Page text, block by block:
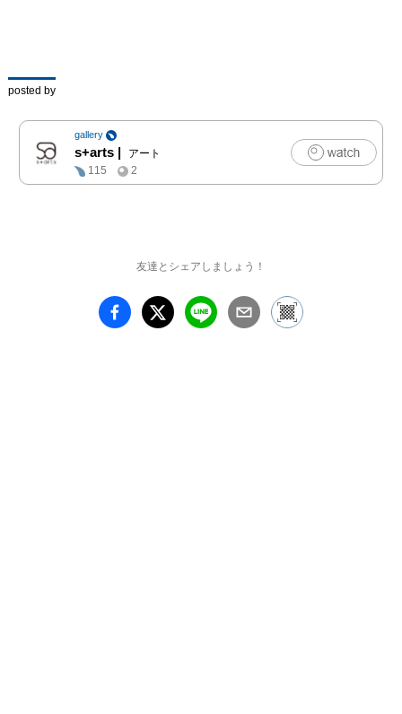
作品に登場する人や動物
は、真剣な表情をしてい
るにも関わらず、どこか
温かみのあるような感覚
を覚え、ノスタルジック
な雰囲気を醸し出しま
舘が、未だに幻想的に感
台となっているのが理由
の一つだと言えるでしょ
posted by
gallery
s+arts |
アート
115
2
友達とシェアしましょう！